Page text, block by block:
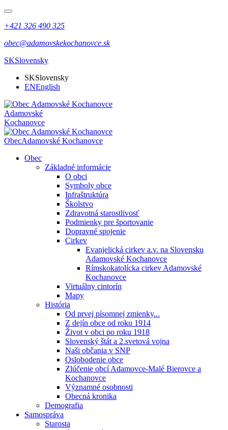
+421 326 490 325
obec@adamovskekochanovce.sk
SKSlovensky
SKSlovensky
ENEnglish
Adamovské
Kochanovce
ObecAdamovské Kochanovce
Obec
Základné informácie
O obci
Symboly obce
Infraštruktúra
Školstvo
Zdravotná starostlivosť
Podmienky pre športovanie
Dopravné spojenie
Cirkev
Evanjelická cirkev a.v. na Slovensku
Adamovské Kochanovce
Rímskokatolícka cirkev Adamovské
Kochanovce
Virtuálny cintorín
Mapy
História
Od prvej písomnej zmienky...
Z dejín obce od roku 1914
Život v obci po roku 1918
Slovenský štát a 2.svetová vojna
Naši občania v SNP
Oslobodenie obce
Zlúčenie obcí Adamovce-Malé Bierovce a
Kochanovce
Významné osobnosti
Obecná kronika
Demografia
Samospráva
Starosta